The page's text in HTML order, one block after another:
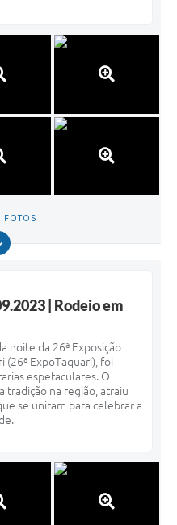
FOTOS
| Rodeio em
noite da 26ª Exposição
(26ª ExpoTaquari), foi
espetaculares. O
tradição na região, atraiu
se uniram para celebrar a